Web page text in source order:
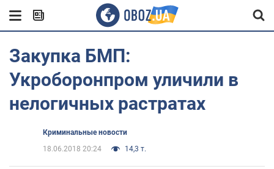
Закупка БМП:
Укроборонпром уличили в
нелогичных растратах
Криминальные новости
18.06.2018 20:24
14,3 т.